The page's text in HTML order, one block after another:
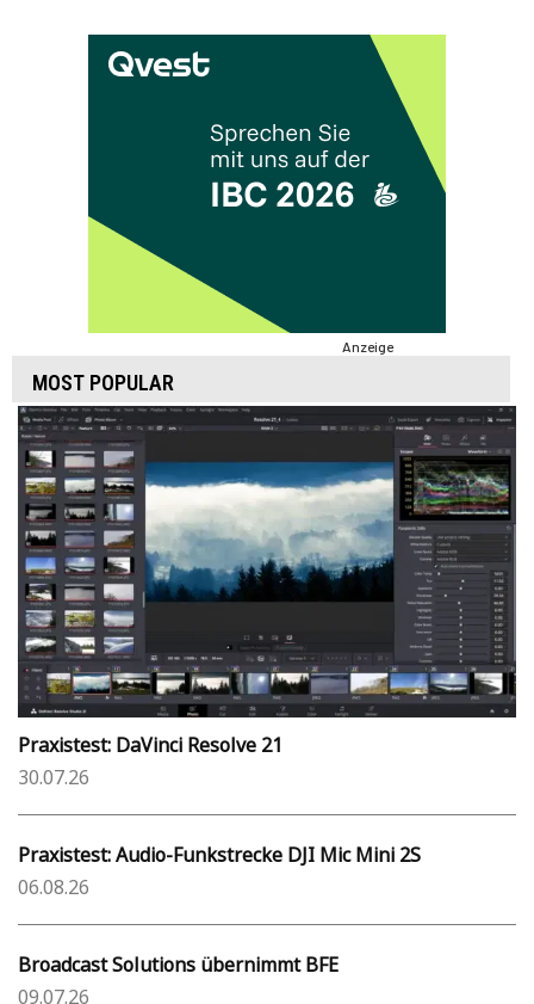
Anzeige
MOST POPULAR
Praxistest: DaVinci Resolve 21
30.07.26
Praxistest: Audio-Funkstrecke DJI Mic Mini 2S
06.08.26
Broadcast Solutions übernimmt BFE
09.07.26